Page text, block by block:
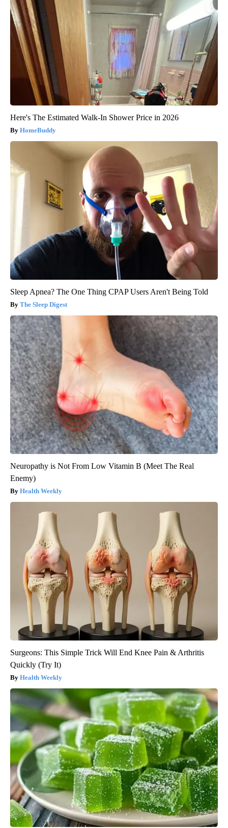
Here's The Estimated Walk-In Shower Price in 2026
HomeBuddy
Sleep Apnea? The One Thing CPAP Users Aren't Being Told
The Sleep Digest
Neuropathy is Not From Low Vitamin B (Meet The Real
Enemy)
Health Weekly
Surgeons: This Simple Trick Will End Knee Pain & Arthritis
Quickly (Try It)
Health Weekly